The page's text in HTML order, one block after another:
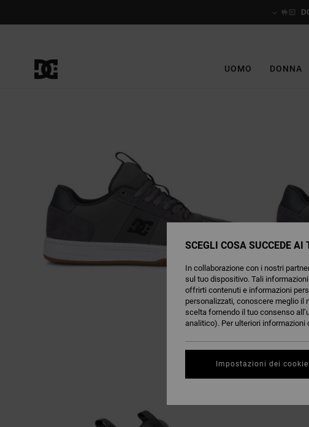
🤟🏻
UOMO DONNA
SCEGLI COSA SUCCEDE
In collaborazione con i nostri
sul tuo dispositivo. Tali
offrirti contenuti e informazioni
personalizzati, conoscere meglio il
scelta fornendo il tuo consenso
analitico). Per ulteriori informazioni
Impostazioni dei cookie